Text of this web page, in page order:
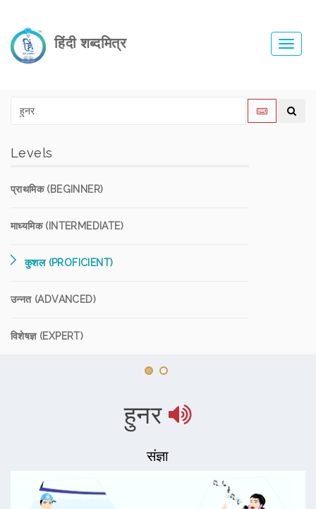
हिंदी शब्दमित्र
Levels
प्राथमिक (BEGINNER)
माध्यमिक (INTERMEDIATE)
कुशल (PROFICIENT)
उन्नत (ADVANCED)
विशेषज्ञ (EXPERT)
हुनर
संज्ञा